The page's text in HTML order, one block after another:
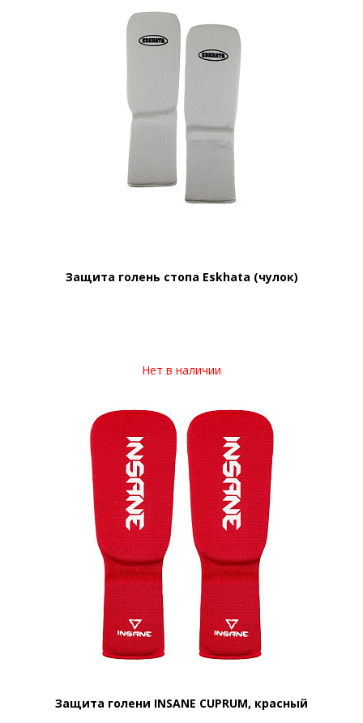
Защита голень стопа Eskhata (чулок)
Нет в наличии
Защита голени INSANE CUPRUM, красный